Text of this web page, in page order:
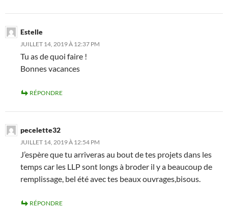
Estelle
JUILLET 14, 2019 À 12:37 PM
Tu as de quoi faire !
Bonnes vacances
RÉPONDRE
pecelette32
JUILLET 14, 2019 À 12:54 PM
J’espère que tu arriveras au bout de tes projets dans les
temps car les LLP sont longs à broder il y a beaucoup de
remplissage, bel été avec tes beaux ouvrages,bisous.
RÉPONDRE